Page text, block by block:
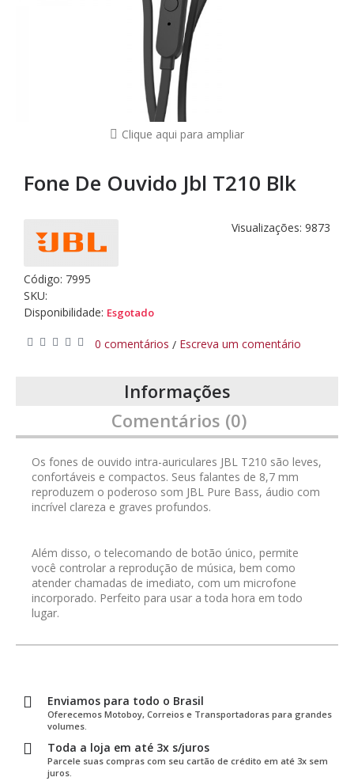
Clique aqui para ampliar
Fone De Ouvido Jbl T210 Blk
Visualizações: 9873
Código: 7995
SKU:
Disponibilidade: Esgotado
0 comentários / Escreva um comentário
Informações
Comentários (0)
Os fones de ouvido intra-auriculares JBL T210 são leves,
confortáveis e compactos. Seus falantes de 8,7 mm
reproduzem o poderoso som JBL Pure Bass, áudio com
incrível clareza e graves profundos.
Além disso, o telecomando de botão único, permite
você controlar a reprodução de música, bem como
atender chamadas de imediato, com um microfone
incorporado. Perfeito para usar a toda hora em todo
lugar.
Enviamos para todo o Brasil
Oferecemos Motoboy, Correios e Transportadoras para grandes
volumes.
Toda a loja em até 3x s/juros
Parcele suas compras com seu cartão de crédito em até 3x sem
juros.